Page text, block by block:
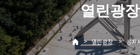
열린광장
> 열린광장 > 공지